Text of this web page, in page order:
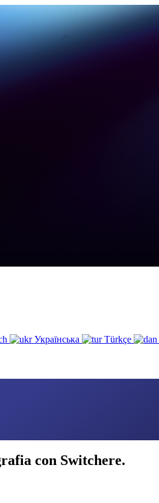
Українська Türkçe
con Switchere.